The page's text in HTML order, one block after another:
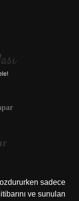
sadece
ve sunulan